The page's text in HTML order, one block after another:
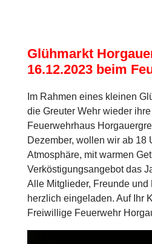
Glühmarkt
16.12.2023 beim
Im Rahmen eines kleinen
die Greuter Wehr wieder
Feuerwehrhaus
Dezember, wollen wir ab 18
Atmosphäre, mit warmen
Verköstigungsangebot das
Alle Mitglieder, Freunde und
herzlich eingeladen. Auf Ihr
Freiwillige Feuerwehr